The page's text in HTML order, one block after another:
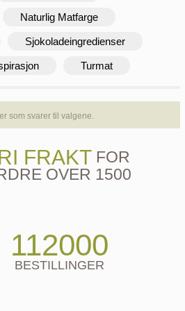
Naturlig Matfarge
Sjokoladeingredienser
Turmat
som svarer til valgene.
FRAKTFOR
OVER 1500
112000
BESTILLINGER